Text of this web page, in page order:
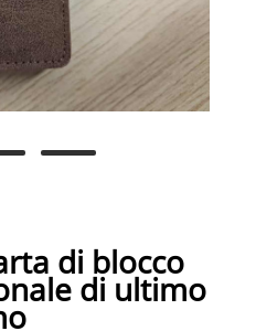
di blocco
di ultimo